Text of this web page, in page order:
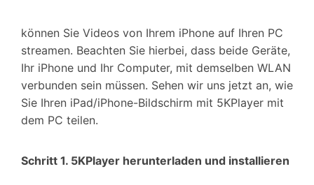
können Sie Videos von Ihrem iPhone auf Ihren PC
streamen. Beachten Sie hierbei, dass beide Geräte,
Ihr iPhone und Ihr Computer, mit demselben WLAN
verbunden sein müssen. Sehen wir uns jetzt an, wie
Sie Ihren iPad/iPhone-Bildschirm mit 5KPlayer mit
dem PC teilen.
Schritt 1. 5KPlayer herunterladen und installieren